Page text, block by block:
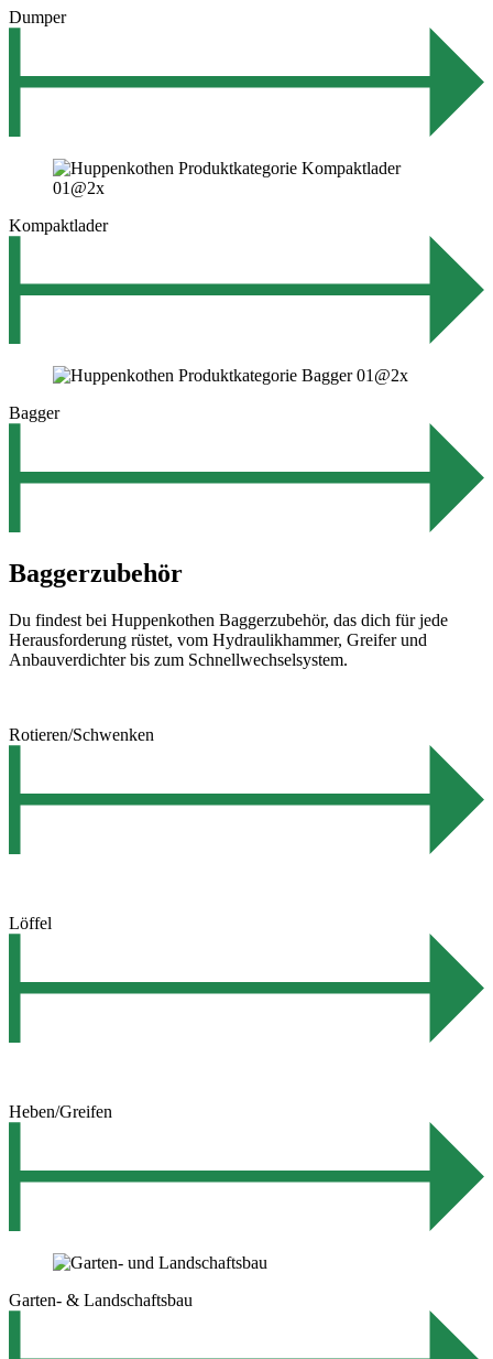
Dumper
Kompaktlader
Bagger
Baggerzubehör
Du findest bei Huppenkothen Baggerzubehör, das dich für jede
Herausforderung rüstet, vom Hydraulikhammer, Greifer und
Anbauverdichter bis zum Schnellwechselsystem.
Rotieren/Schwenken
Löffel
Heben/Greifen
Garten- & Landschaftsbau